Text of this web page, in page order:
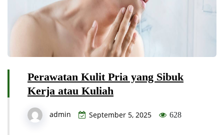
Perawatan Kulit Pria yang Sibuk
Kerja atau Kuliah
admin September 5, 2025 628